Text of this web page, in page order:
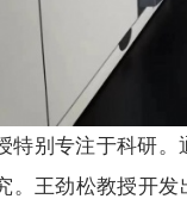
特别专注于科研
。王劲松教授开